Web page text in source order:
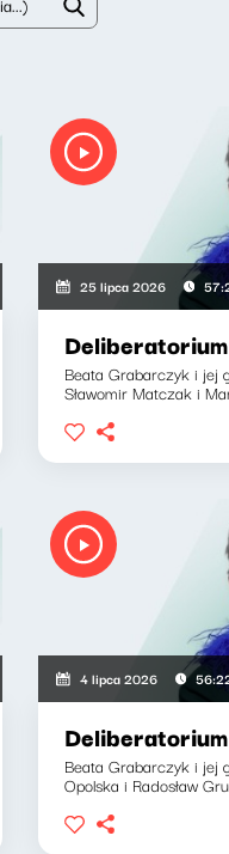
25 lipca 2026
Beata Grabarczyk i jej
Sławomir Matczak i
4 lipca 2026
Beata Grabarczyk i jej
Opolska i Radosław